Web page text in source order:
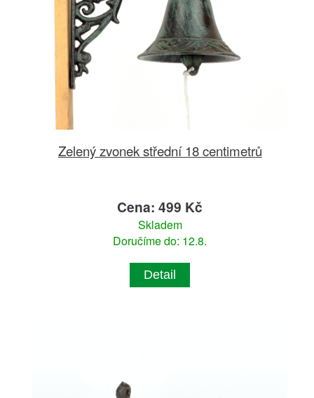
Zelený zvonek střední 18 centimetrů
Cena: 499 Kč
Skladem
Doručíme do: 12.8.
Detail